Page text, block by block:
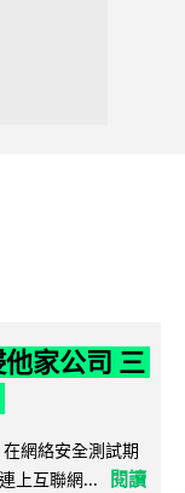
家公司 三
網絡安全測試期
上互聯網...
閱讀